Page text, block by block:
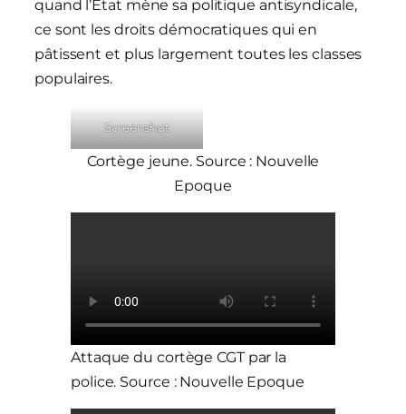
quand l’État mène sa politique antisyndicale,
ce sont les droits démocratiques qui en
pâtissent et plus largement toutes les classes
populaires.
Screenshot
Cortège jeune. Source : Nouvelle
Epoque
Attaque du cortège CGT par la
police. Source : Nouvelle Epoque